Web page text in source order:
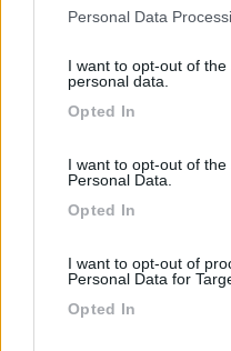
Please note that this
not limited to your visit or
use your data for below
Personal Data
I want to opt-out of
personal data.
Opted In
I want to opt-out of the
Personal Data.
Opted In
I want to opt-out of
Personal Data for
Opted In
io l'ho guardato tra
immagina le officine Fiat
????" poi "Fà sul serio o mi
serafico "Mi spiace ma è la
grattachecca
2694
io l'ho appena fatto (scorsa
sulle infiltrazioni. ma se è il